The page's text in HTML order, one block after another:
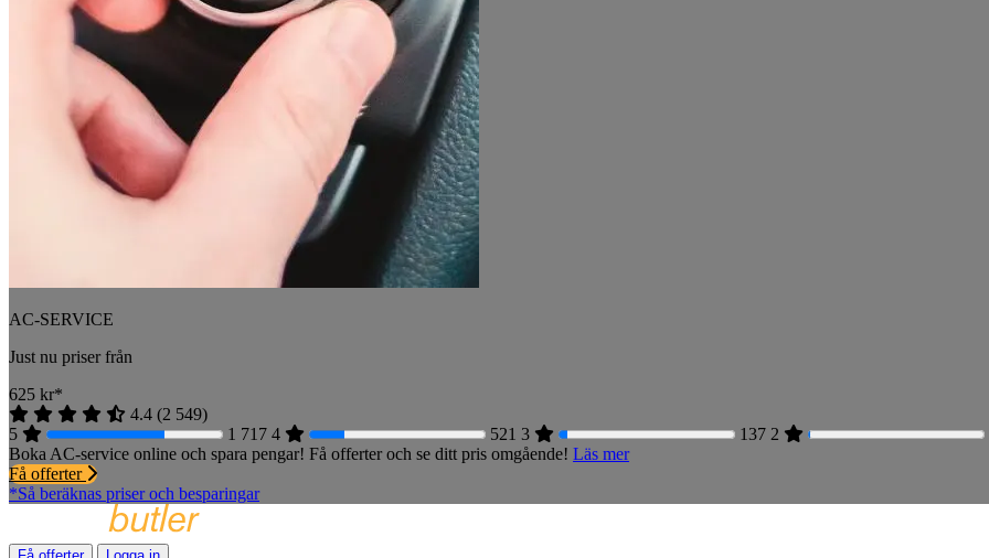
AC-SERVICE
Just nu priser från
625 kr*
4.4 (2 549)
5
1 717 4 521 3 137 2
Boka AC-service online och spara pengar! Få offerter och se ditt pris omgående! Läs mer
Få offerter
*Så beräknas priser och besparingar